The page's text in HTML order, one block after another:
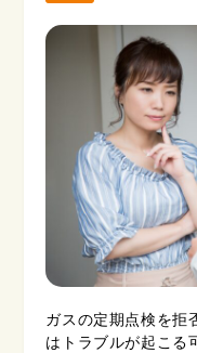
ガスの定期点検を拒
はトラブルが起こる